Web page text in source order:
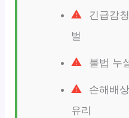
긴급감
벌
불법 누
손해배
유리